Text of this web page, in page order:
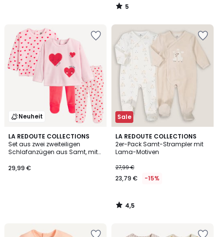
5
/
Neuheit
LA REDOUTE COLLECTIONS
Set aus zwei zweiteiligen
Schlafanzügen aus Samt, mit
29,99 €
Sale
LA REDOUTE COLLECTIONS
2er-Pack Samt-Strampler mit
Lama-Motiven
27,99 €
23,79 € -15%
4,5
/ 5
4,5
/